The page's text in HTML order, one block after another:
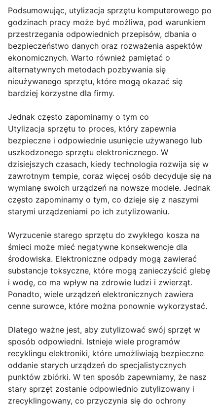
Podsumowując, utylizacja sprzętu komputerowego po
godzinach pracy może być możliwa, pod warunkiem
przestrzegania odpowiednich przepisów, dbania o
bezpieczeństwo danych oraz rozważenia aspektów
ekonomicznych. Warto również pamiętać o
alternatywnych metodach pozbywania się
nieużywanego sprzętu, które mogą okazać się
bardziej korzystne dla firmy.
Jednak często zapominamy o tym co
Utylizacja sprzętu to proces, który zapewnia
bezpieczne i odpowiednie usunięcie używanego lub
uszkodzonego sprzętu elektronicznego. W
dzisiejszych czasach, kiedy technologia rozwija się w
zawrotnym tempie, coraz więcej osób decyduje się na
wymianę swoich urządzeń na nowsze modele. Jednak
często zapominamy o tym, co dzieje się z naszymi
starymi urządzeniami po ich zutylizowaniu.
Wyrzucenie starego sprzętu do zwykłego kosza na
śmieci może mieć negatywne konsekwencje dla
środowiska. Elektroniczne odpady mogą zawierać
substancje toksyczne, które mogą zanieczyścić glebę
i wodę, co ma wpływ na zdrowie ludzi i zwierząt.
Ponadto, wiele urządzeń elektronicznych zawiera
cenne surowce, które można ponownie wykorzystać.
Dlatego ważne jest, aby zutylizować swój sprzęt w
sposób odpowiedni. Istnieje wiele programów
recyklingu elektroniki, które umożliwiają bezpieczne
oddanie starych urządzeń do specjalistycznych
punktów zbiórki. W ten sposób zapewniamy, że nasz
stary sprzęt zostanie odpowiednio zutylizowany i
zrecyklingowany, co przyczynia się do ochrony